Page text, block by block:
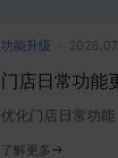
功能升级 ·
门店日常功能
优化门店日常功能
了解更多